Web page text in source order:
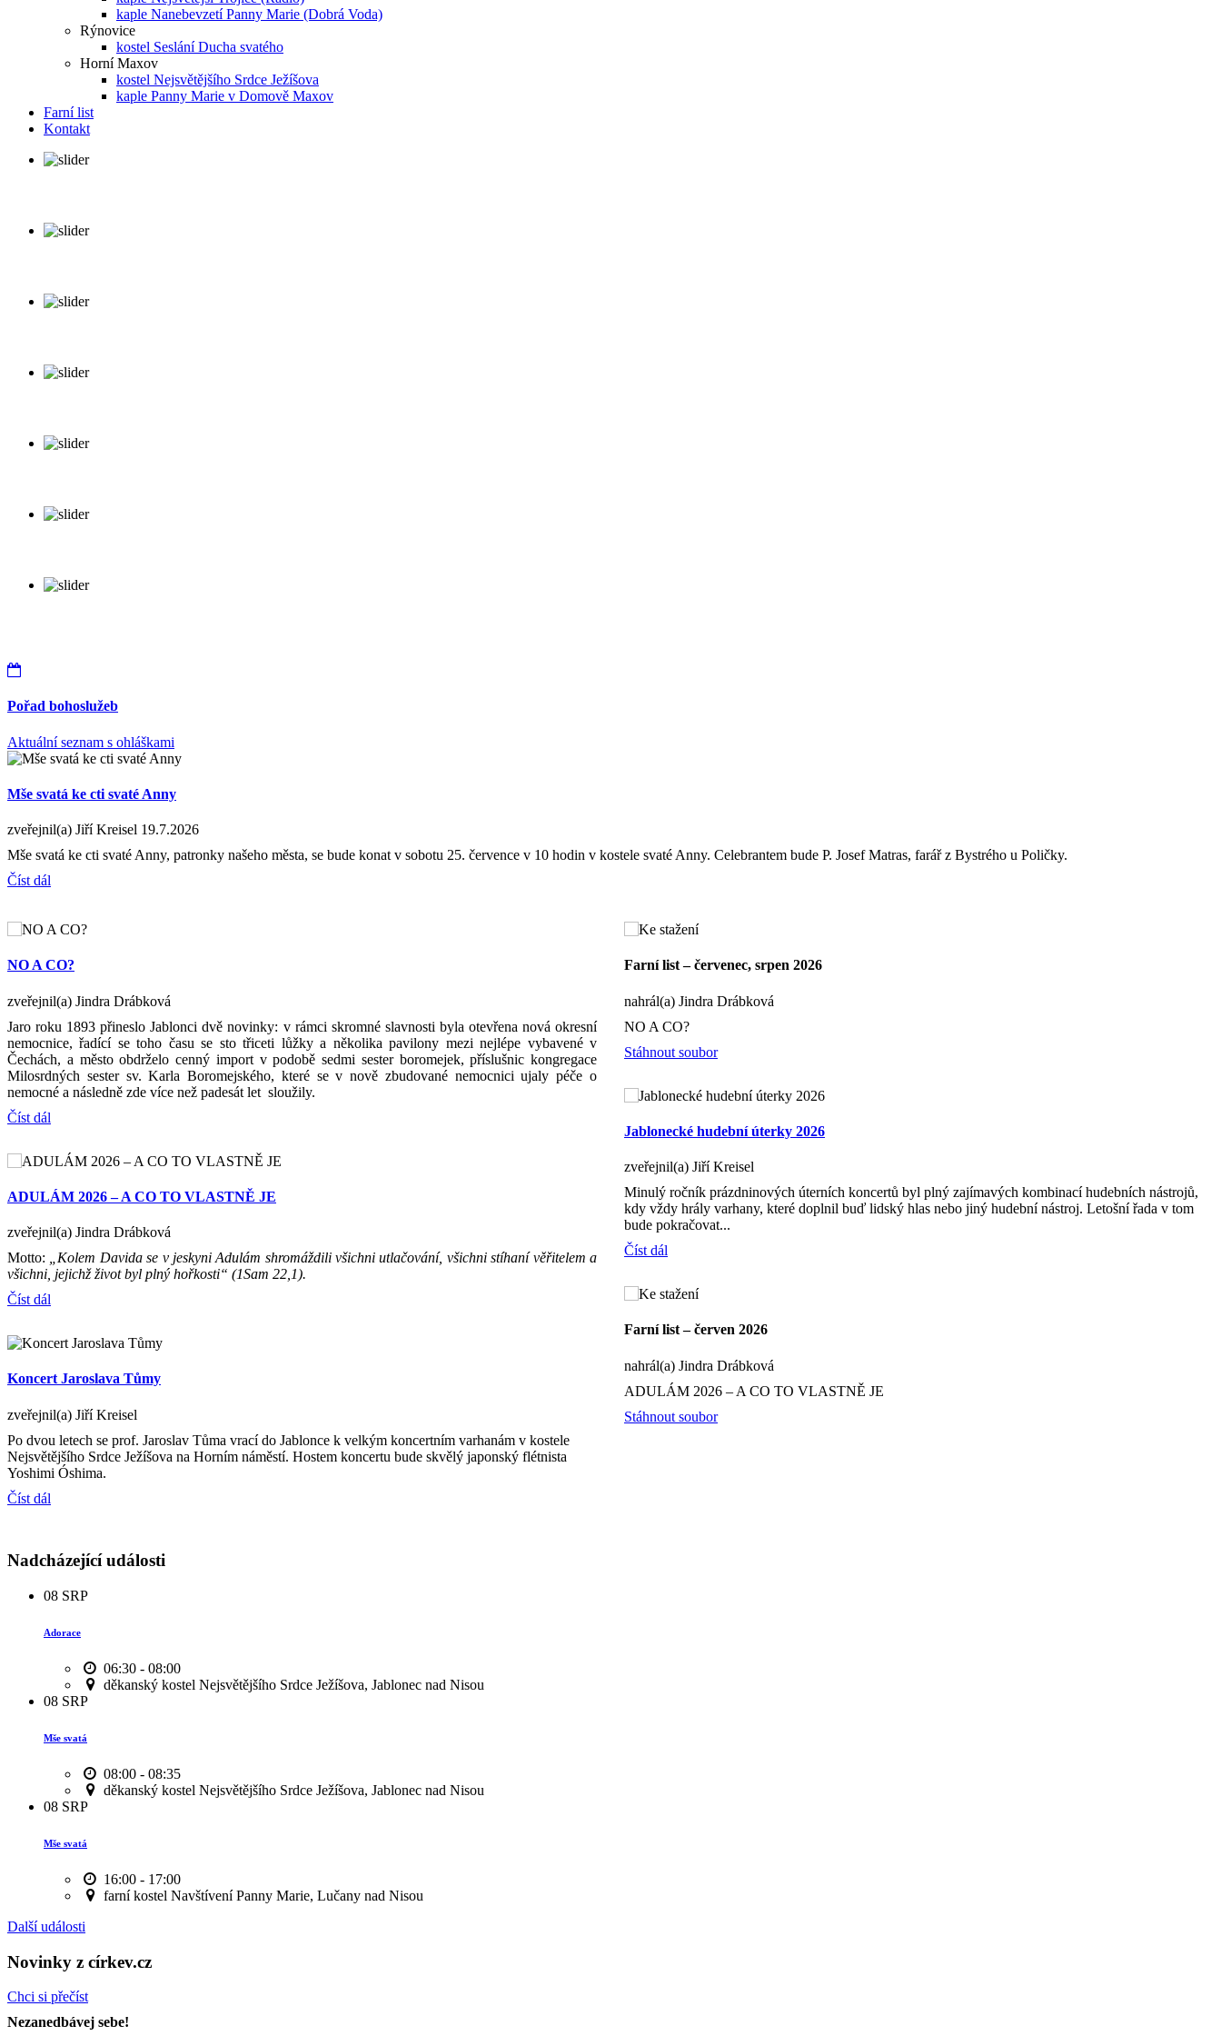
kaple Nanebevzetí Panny Marie (Dobrá Voda)
Rýnovice
kostel Seslání Ducha svatého
Horní Maxov
kostel Nejsvětějšího Srdce Ježíšova
kaple Panny Marie v Domově Maxov
Farní list
Kontakt
Pořad bohoslužeb
Aktuální seznam s ohláškami
Mše svatá ke cti svaté Anny
zveřejnil(a) Jiří Kreisel 19.7.2026
Mše svatá ke cti svaté Anny, patronky našeho města, se bude konat v sobotu 25. července v 10 hodin v kostele svaté Anny. Celebrantem bude P. Josef Matras, farář z Bystrého u Poličky.
Číst dál
NO A CO?
zveřejnil(a) Jindra Drábková
Jaro roku 1893 přineslo Jablonci dvě novinky: v rámci skromné slavnosti byla otevřena nová okresní
nemocnice, řadící se toho času se sto třiceti lůžky a několika pavilony mezi nejlépe vybavené v
Čechách, a město obdrželo cenný import v podobě sedmi sester boromejek, příslušnic kongregace
Milosrdných sester sv. Karla Boromejského, které se v nově zbudované nemocnici ujaly péče o
nemocné a následně zde více než padesát let sloužily.
Číst dál
ADULÁM 2026 – A CO TO VLASTNĚ JE
zveřejnil(a) Jindra Drábková
Motto:
„Kolem Davida se v jeskyni Adulám shromáždili všichni utlačování, všichni stíhaní věřitelem a
všichni, jejichž život byl plný hořkosti“ (1Sam 22,1).
Číst dál
Koncert Jaroslava Tůmy
zveřejnil(a) Jiří Kreisel
Po dvou letech se prof. Jaroslav Tůma vrací do Jablonce k velkým koncertním varhanám v kostele
Nejsvětějšího Srdce Ježíšova na Horním náměstí. Hostem koncertu bude skvělý japonský flétnista
Yoshimi Óshima.
Číst dál
Farní list – červenec, srpen 2026
nahrál(a) Jindra Drábková
NO A CO?
Stáhnout soubor
Jablonecké hudební úterky 2026
zveřejnil(a) Jiří Kreisel
Minulý ročník prázdninových úterních koncertů byl plný zajímavých kombinací hudebních nástrojů,
kdy vždy hrály varhany, které doplnil buď lidský hlas nebo jiný hudební nástroj. Letošní řada v tom
bude pokračovat...
Číst dál
Farní list – červen 2026
nahrál(a) Jindra Drábková
ADULÁM 2026 – A CO TO VLASTNĚ JE
Stáhnout soubor
Nadcházející události
08 SRP
Adorace
06:30 - 08:00
děkanský kostel Nejsvětějšího Srdce Ježíšova, Jablonec nad Nisou
08 SRP
Mše svatá
08:00 - 08:35
děkanský kostel Nejsvětějšího Srdce Ježíšova, Jablonec nad Nisou
08 SRP
Mše svatá
16:00 - 17:00
farní kostel Navštívení Panny Marie, Lučany nad Nisou
Další události
Novinky z církev.cz
Chci si přečíst
Nezanedbávej sebe!